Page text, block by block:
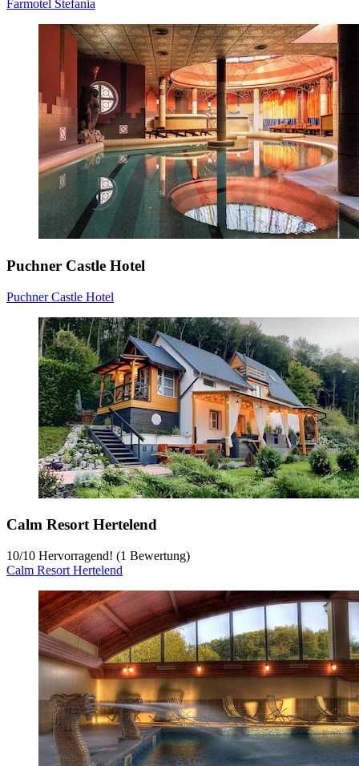
Farmotel Stefania
Puchner Castle Hotel
Puchner Castle Hotel
Calm Resort Hertelend
10/10 Hervorragend! (1 Bewertung)
Calm Resort Hertelend